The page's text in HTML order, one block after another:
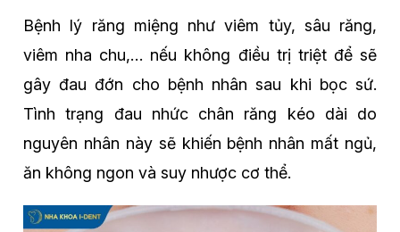
Bệnh lý răng miệng như viêm tủy, sâu răng,
viêm nha chu,… nếu không điều trị triệt để sẽ
gây đau đớn cho bệnh nhân sau khi bọc sứ.
Tình trạng đau nhức chân răng kéo dài do
nguyên nhân này sẽ khiến bệnh nhân mất ngủ,
ăn không ngon và suy nhược cơ thể.